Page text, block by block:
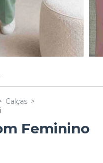
Calças >
Feminino